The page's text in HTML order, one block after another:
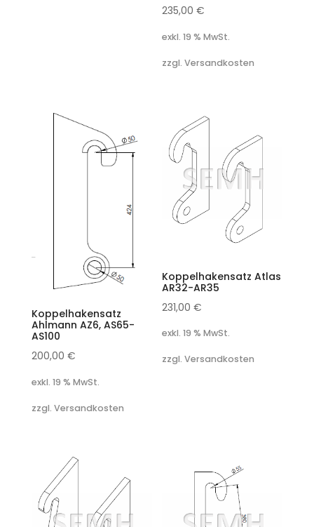
235,00€
exkl. 19 % MwSt.
zzgl. Versandkosten
Koppelhakensatz
Ahlmann AZ6, AS65-
AS100
200,00 €
exkl. 19 % MwSt.
zzgl. Versandkosten
Koppelhakensatz Atlas
AR32-AR35
231,00€
exkl. 19 % MwSt.
zzgl. Versandkosten